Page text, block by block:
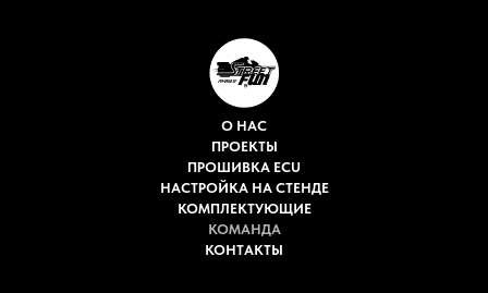
О НАС
ПРОЕКТЫ
ПРОШИВКА ECU
НАСТРОЙКА НА СТЕНДЕ
КОМПЛЕКТУЮЩИЕ
КОМАНДА
КОНТАКТЫ